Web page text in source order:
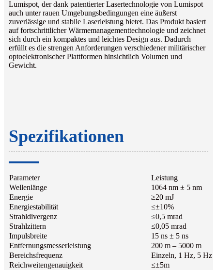
Lumispot, der dank patentierter Lasertechnologie von Lumispot
auch unter rauen Umgebungsbedingungen eine äußerst
zuverlässige und stabile Laserleistung bietet. Das Produkt basiert
auf fortschrittlicher Wärmemanagementtechnologie und zeichnet
sich durch ein kompaktes und leichtes Design aus. Dadurch
erfüllt es die strengen Anforderungen verschiedener militärischer
optoelektronischer Plattformen hinsichtlich Volumen und
Gewicht.
Spezifikationen
Parameter
Leistung
Wellenlänge
1064 nm ± 5 nm
Energie
≥20 mJ
Energiestabilität
≤±10%
Strahldivergenz
≤0,5 mrad
Strahlzittern
≤0,05 mrad
Impulsbreite
15 ns ± 5 ns
Entfernungsmesserleistung
200 m – 5000 m
Bereichsfrequenz
Einzeln, 1 Hz, 5 Hz
Reichweitengenauigkeit
≤±5m